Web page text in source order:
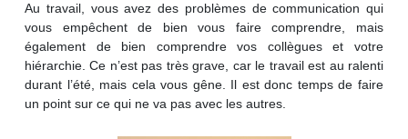
Au travail, vous avez des problèmes de communication qui
vous empêchent de bien vous faire comprendre, mais
également de bien comprendre vos collègues et votre
hiérarchie. Ce n’est pas très grave, car le travail est au ralenti
durant l’été, mais cela vous gêne. Il est donc temps de faire
un point sur ce qui ne va pas avec les autres.